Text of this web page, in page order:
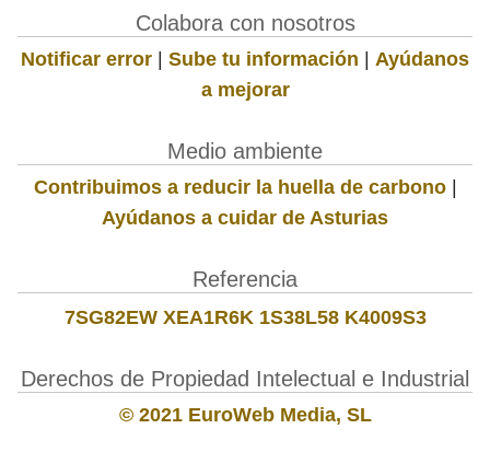
Colabora con nosotros
Notificar error | Sube tu información | Ayúdanos
a mejorar
Medio ambiente
Contribuimos a reducir la huella de carbono|
Ayúdanos a cuidar de Asturias
Referencia
7SG82EW XEA1R6K 1S38L58 K4009S3
Derechos de Propiedad Intelectual e Industrial
© 2021 EuroWeb Media, SL